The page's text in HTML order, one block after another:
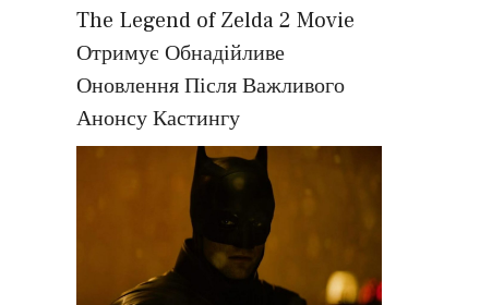
The Legend of Zelda 2 Movie
Отримує Обнадійливе
Оновлення Після Важливого
Анонсу Кастингу